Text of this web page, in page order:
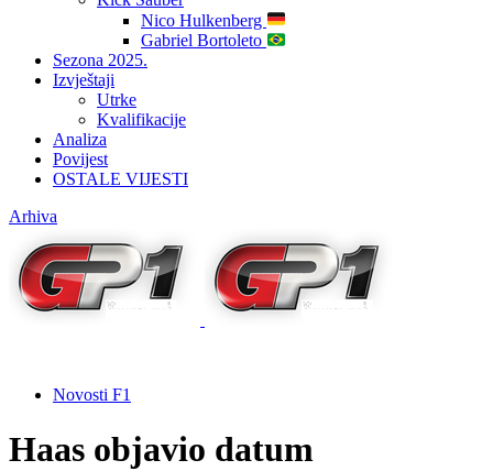
Nico Hulkenberg
Gabriel Bortoleto
Sezona 2025.
Izvještaji
Utrke
Kvalifikacije
Analiza
Povijest
OSTALE VIJESTI
Arhiva
Novosti F1
Haas objavio datum